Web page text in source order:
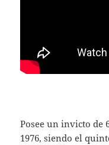
Posee un invicto de
1976, siendo el